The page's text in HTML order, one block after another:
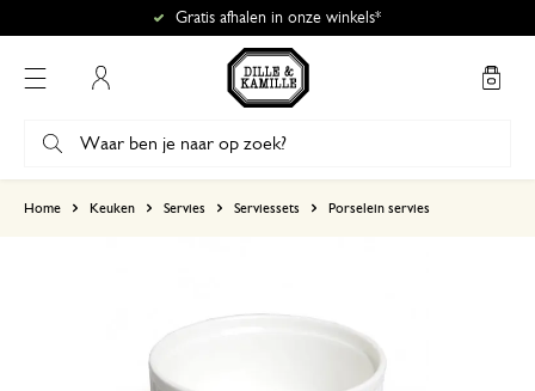
Gratis afhalen in onze winkels*
Home Keuken Servies Serviessets Porselein servies
2